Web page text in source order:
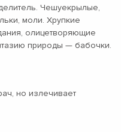
Чешуекрылые,
моли. Хрупкие
олицетворяющие
природы — бабочки.
но излечивает